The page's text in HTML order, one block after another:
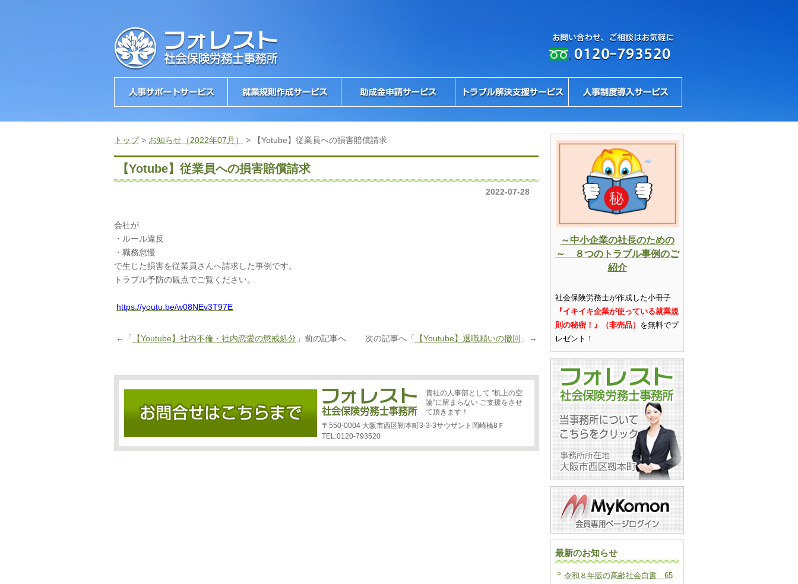
トップ> お知らせ（2022年07月） > 【Yotube】従業員への損害賠償請求
【Yotube】従業員への損害賠償請求
2022-07-28
会社が
・ルール違反
・職務怠慢
で生じた損害を従業員さんへ請求した事例です。
トラブル予防の観点でご覧ください。
https://youtu.be/w08NEv3T97E
←「 【Youtube】社内不倫・社内恋愛の懲戒処分」前の記事へ 次の記事へ「 【Youtube】退職願いの撤回 」→
貴社の人事部として "机上の空
論"に留まらない ご支援をさせ
て頂きます！
〒550-0004 大阪市西区靭本町3-3-3サウザント岡崎橋8Ｆ
TEL:0120-793520
～中小企業の社長のための
～ ８つのトラブル事例のご
紹介
社会保険労務士が作成した小冊子
『イキイキ企業が使っている就業規
則の秘密！』（非売品） を無料でプ
レゼント ！
最新のお知らせ
令和８年版の高齢社会白書 65